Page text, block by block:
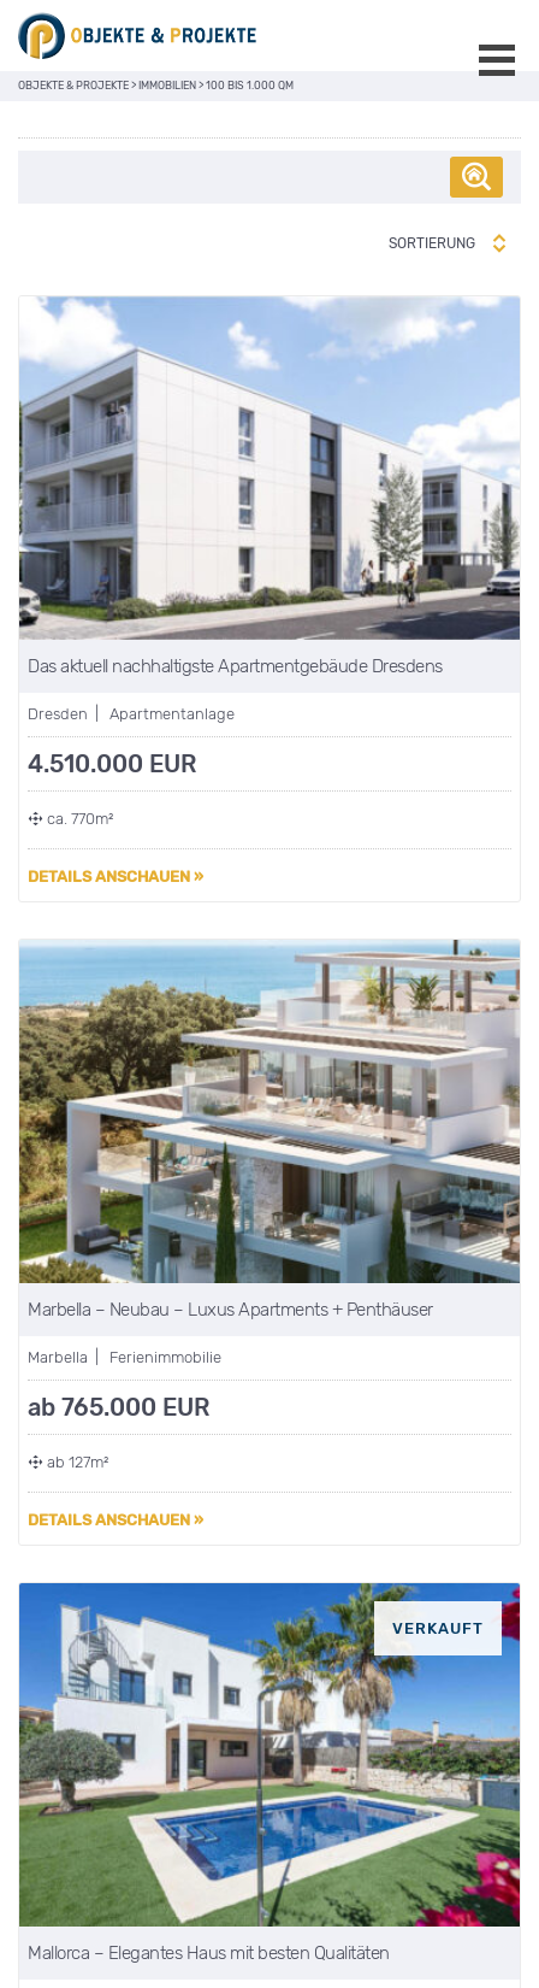
OBJEKTE & PROJEKTE > IMMOBILIEN > 100 BIS 1.000 QM
SORTIERUNG
Das aktuell nachhaltigste Apartmentgebäude Dresdens
Dresden | Apartmentanlage
4.510.000 EUR
ca. 770m²
DETAILS ANSCHAUEN »
Marbella – Neubau – Luxus Apartments + Penthäuser
Marbella | Ferienimmobilie
ab 765.000 EUR
ab 127m²
DETAILS ANSCHAUEN »
VERKAUFT
Mallorca – Elegantes Haus mit besten Qualitäten